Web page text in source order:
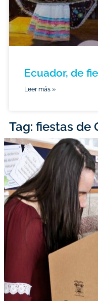
Ecuador, de
Leer más »
Tag: fiestas de